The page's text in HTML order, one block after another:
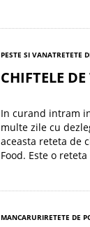
PESTE SI VANATRETETE
CHIFTELE
In curand intram
multe zile cu
aceasta reteta de
Food. Este o
MANCARURIRETETE DE